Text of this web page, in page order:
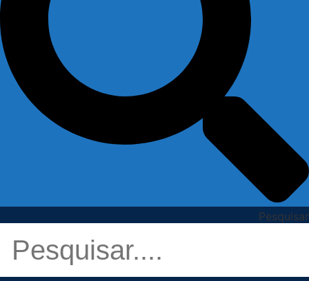
Pesquisar